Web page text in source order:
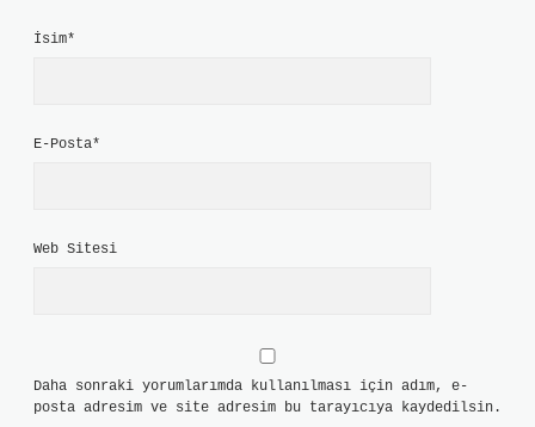
İsim*
E-Posta*
Web Sitesi
Daha sonraki yorumlarımda kullanılması için adım, e-
posta adresim ve site adresim bu tarayıcıya kaydedilsin.